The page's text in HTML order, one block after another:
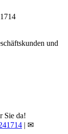
und
Sie da!
| ✉